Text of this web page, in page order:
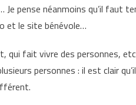
pense néanmoins qu’il faut
et le site bénévole…
fait vivre des personnes,
personnes : il est clair